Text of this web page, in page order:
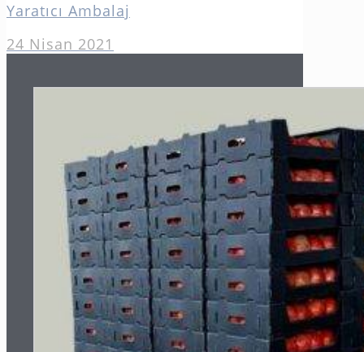
Yaratıcı Ambalaj
24 Nisan 2021